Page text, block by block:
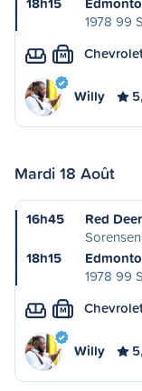
1978 99
M
Willy
Mardi 18 Août
16h45
Red Deer
Sorensen
18h15
1978 99
M
Willy